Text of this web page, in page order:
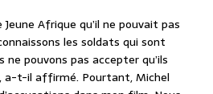
Afrique qu’il ne pouvait pas
les soldats qui sont
pouvons pas accepter qu’ils
a-t-il affirmé. Pourtant, Michel